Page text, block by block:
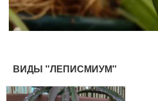
ВИДЫ "ЛЕПИСМИУМ"